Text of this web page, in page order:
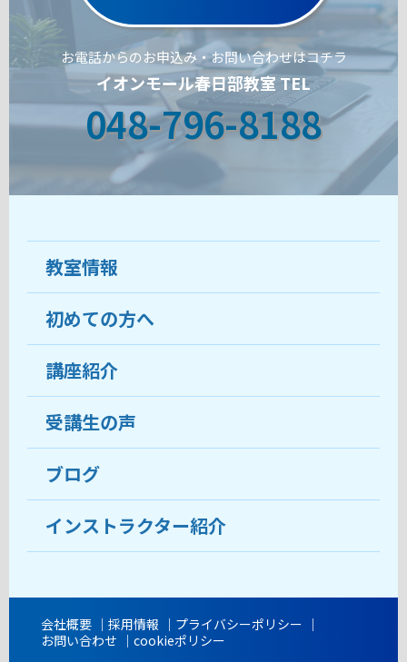
お電話からのお申込み・お問い合わせはコチラ
イオンモール春日部教室 TEL
048-796-8188
教室情報
教室について
受講生の声
おすすめ・人気の講座
目的から講座を探す
教室ブログ
初めての方へ
ココがおすすめ
料金
受講までの流れ
よくあるご質問
講座紹介
受講生の声
ブログ
インストラクター紹介
会社概要 採用情報
プライバシーポリシー
お問い合わせ
cookieポリシー